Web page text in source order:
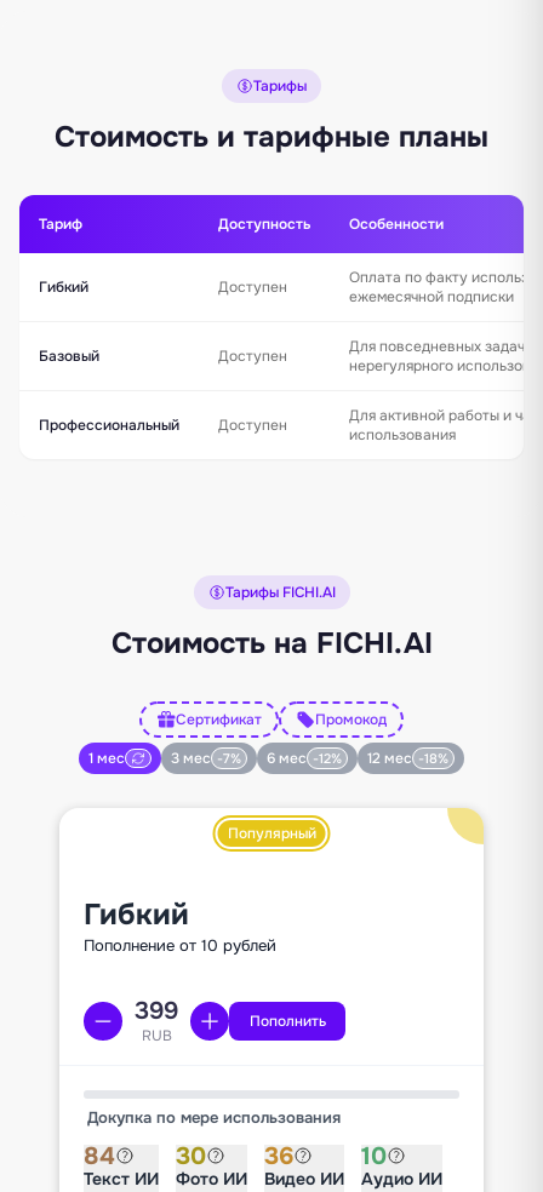
Тарифы
Стоимость и тарифные планы
Тариф Доступность Особенности
Гибкий Доступен
Оплата по факту
ежемесячной подписки
Базовый Доступен
Для повседневных задач и
нерегулярного
Профессиональный Доступен
Для активной работы и
использования
Тарифы FICHI.AI
Стоимость на FICHI.AI
Сертификат
1 мес
3 мес -7% 6 мес -12% 12 мес -18%
Промокод
Популярный
Гибкий
Пополнение от 10 рублей
RUB
Пополнить
Докупка по мере использования
84
Текст ИИ
30
Фото ИИ
36
Видео ИИ
10
Аудио ИИ